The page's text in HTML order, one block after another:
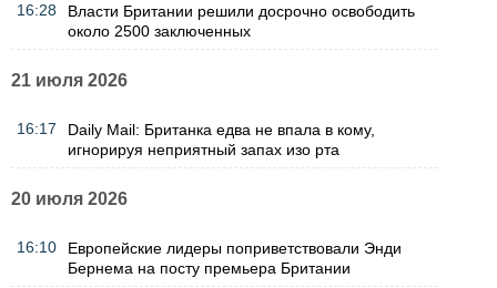
16:28
Власти Британии решили досрочно освободить
около 2500 заключенных
21 июля 2026
16:17
Daily Mail: Британка едва не впала в кому,
игнорируя неприятный запах изо рта
20 июля 2026
16:10
Европейские лидеры поприветствовали Энди
Бернема на посту премьера Британии